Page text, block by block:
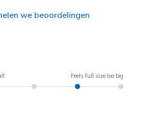
we beoordelingen
Feels full size too big